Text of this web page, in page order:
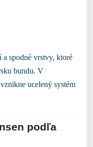
spodné vrstvy, ktoré
bundu. V
ucelený systém
podľa